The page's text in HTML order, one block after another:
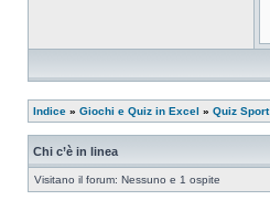
Indice » Giochi e Quiz in Excel » Quiz Sport
Chi c’è in linea
Visitano il forum: Nessuno e 1 ospite